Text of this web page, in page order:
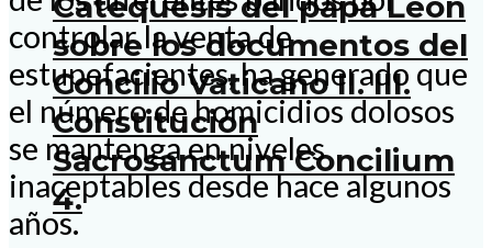
sobre los documentos del
Concilio Vaticano II. III.
Constitución
Sacrosanctum Concilium
4.
controlar la venta de
estupefacientes, ha generado que
el número de homicidios dolosos
se mantenga en niveles
inaceptables desde hace algunos
años.